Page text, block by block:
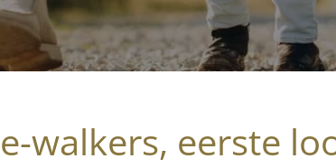
walkers, eerste